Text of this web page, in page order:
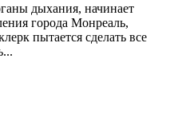
дыхания, начинает
города Монреаль,
пытается сделать все